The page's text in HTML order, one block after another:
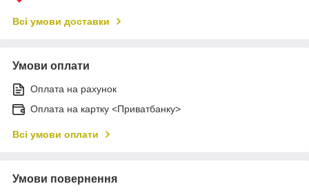
Всі умови доставки
Умови оплати
Оплата на рахунок
Оплата на картку <Приватбанку>
Всі умови оплати
Умови повернення